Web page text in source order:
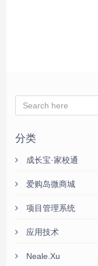
分类
成长宝·家校通
爱购岛微商城
项目管理系统
应用技术
Neale.Xu